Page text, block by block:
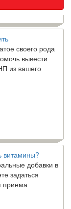
своего рода
вывести
из вашего
витамины?
добавки в
задаться
приема